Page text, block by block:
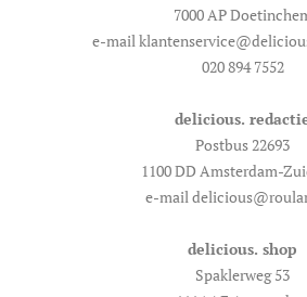
7000 AP
e-mail
020 894 7552
delicious.
Postbus 22693
1100 DD Amsterdam-
e-mail
delicious. shop
Spaklerweg 53